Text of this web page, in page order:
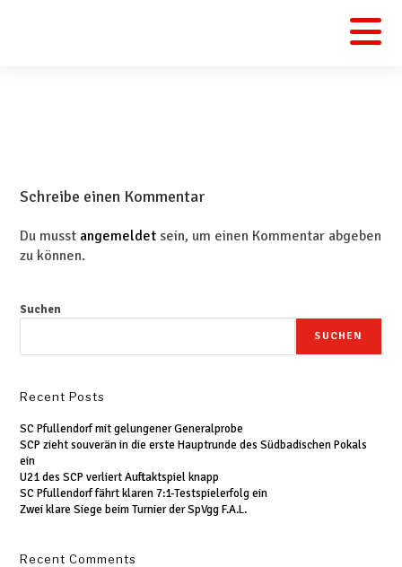
Schreibe einen Kommentar
Du musst angemeldet sein, um einen Kommentar abgeben
zu können.
Suchen
SUCHEN
Recent Posts
SC Pfullendorf mit gelungener Generalprobe
SCP zieht souverän in die erste Hauptrunde des Südbadischen Pokals
ein
U21 des SCP verliert Auftaktspiel knapp
SC Pfullendorf fährt klaren 7:1-Testspielerfolg ein
Zwei klare Siege beim Turnier der SpVgg F.A.L.
Recent Comments